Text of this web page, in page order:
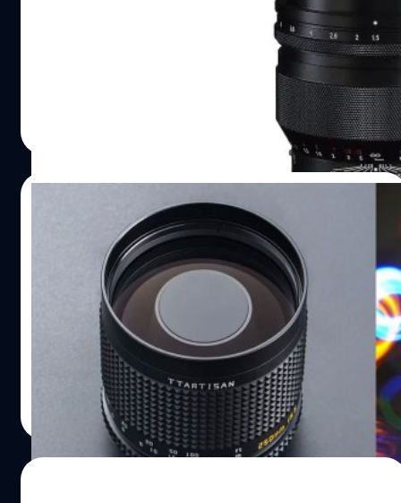
ค่ายเลนส์อิสระ Cosina ประกาศเตรียมนำเอาเลนส์มือหมุนไว
แสง 'Nokton 75mm F1.5 Aspherical' ที่ก่อนหน้านี้เคยออก
เมาท์ Nikon Z, Canon RF และ Leica VM มาก่อนแล้ว ครั้งนี้
ถึงคิวของชาว Sony E กันบ้างครับ โดยมีกำหนดวางขายใน
เดือนกรกฎาคม 2024 ที่ใกล้จะถึงนี้ สำหรับเลนส์ของ
Voigtlander มีจุดเด่นคือมีหน้าสัมผัสไฟฟ้าที่ท้ายเลนส์ ทำให้
สามารถสื่อสารกับตัวกล้องได้ครับ ไม่ว่าจะเรื่องกันสั่น การ
บันทึก Exif Data ลงในไฟล์ภาพ และยังสามารถแก้ไขความผิด
เพี้ยนต่าง ๆ ของตัวเลนส์ได้จากฟังก์ชัน Lens Correction ใน
ตัวกล้องอีกด้วย แถมซีรีส์ Nokton ยังมีจุดเด่นคือช่องรูรับแสง
ที่ค่อนข้างกว้าง ยิ่งใน Nokton 75mm F1.5 Aspherical ที่เป็น
ระยะเทเลอ่อน ๆ เรื่องการทำละลายหรือถ่าย Portrait สามารถ
ทำได้ดีแน่นอนครับ รวมไปถึงการถ่ายในที่แสงน้อยก็ตาม
สเปก Voigtlander NOKTON…
เปิดตัว TTArtisan 250mm F5.6 Reflex เลนส์
เอกลักษณ์โบเก้ทรงโดนัท เมาท์ M42 แปลง
ใช้ได้ทุกค่าย !
ค่ายเลนส์อิสระ TTArtisans เปิดตัว '250mm F5.6 Reflex'
เลนส์มือหมุนเทเลโฟโตสำหรับกล้องฟูลเฟรม พร้อมกับ
เอกลักษณ์โบเก้ทรงโดนัทแปลกตาตามสไตล์เลนส์ Reflex
สำหรับเลนส์ Reflex หรือเลนส์กระจก ข้อดีคือมีชิ้นเลนส์น้อย
แต่จะใช้ชิ้นเลนส์ที่เป็นกระจกใส่เข้าไปแทนครับ ทำให้การ
ออกแบบในลักษณะนี้สามารถลดขนาด และน้ำหนักของ
กระบอกเลนส์ลงได้แม้จะเป็นเลนส์ในช่วง Super Telephoto
ก็ตาม และแม้จะไม่ได้ภาพที่คมกริบ แต่ก็เรียกว่าสามารถใช้
บดินทร์ ตันวิเชียร| 793 days ago